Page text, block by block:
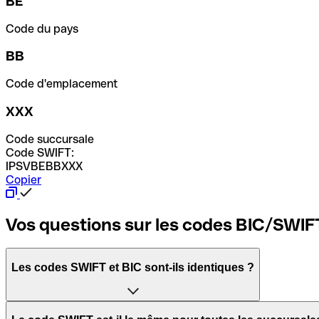
Code du pays
BB
Code d'emplacement
XXX
Code succursale
Code SWIFT:
IPSVBEBBXXX
Copier
Vos questions sur les codes BIC/
Les codes SWIFT et BIC sont-ils identiques ?